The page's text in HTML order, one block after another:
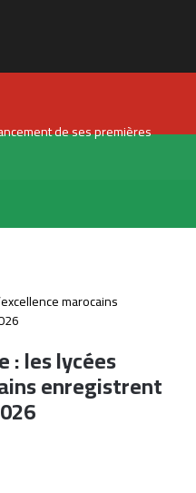
de ses premières
marocains
: les lycées
enregistrent